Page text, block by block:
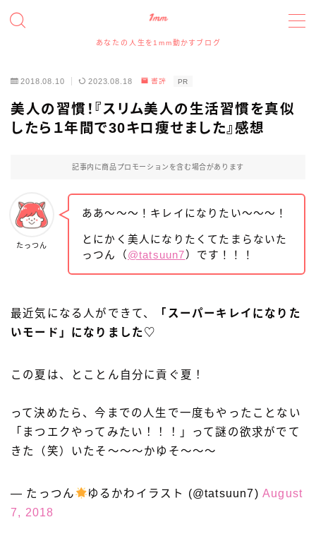
あなたの人生を1mm動かすブログ
アイコン、アイキャッチイラスト、ヘッダー、図解イラ
スポンサー、記事寄稿、記事広告、レビュー等のご依
頼について
2018.08.10 2023.08.18 書評 PR
美人の習慣！『スリム美人の生活習慣を真似
したら１年間で30キロ痩せました』感想
記事内に商品プロモーションを含む場合があります
たっつん
ああ〜〜〜！キレイになりたい〜〜〜！
とにかく美人になりたくてたまらないた
っつん（ @tatsuun7 ）です！！！
最近気になる人ができて、
「スーパーキレイになりた
いモード」になりました♡
この夏は、とことん自分に貢ぐ夏！
って決めたら、今までの人生で一度もやったことない
「まつエクやってみたい！！！」って謎の欲求がでて
きた（笑）いたそ〜〜〜かゆそ〜〜〜
— たっつん ゆるかわイラスト (@tatsuun7)August
7, 2018